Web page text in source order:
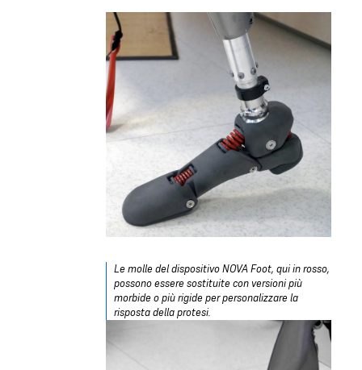
Le molle del dispositivo NOVA Foot, qui in rosso,
possono essere sostituite con versioni più
morbide o più rigide per personalizzare la
risposta della protesi.